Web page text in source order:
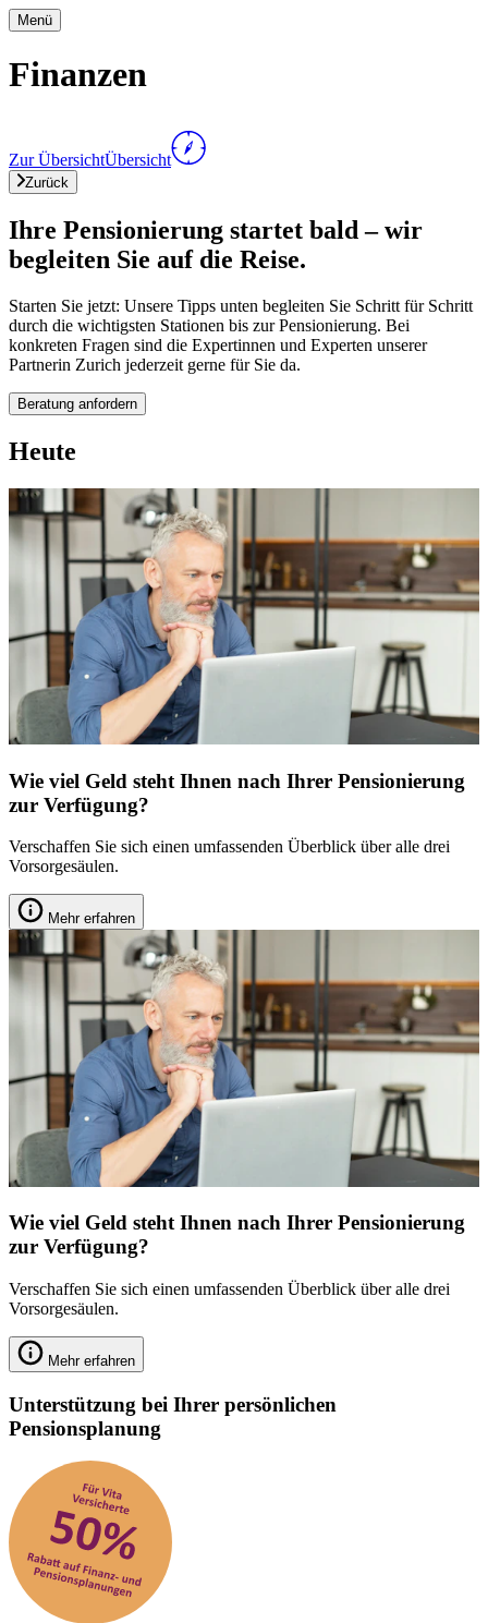
Menü
Finanzen
Zur ÜbersichtÜbersicht
Zurück
Ihre Pensionierung startet bald – wir
begleiten Sie auf die Reise.
Starten Sie jetzt: Unsere Tipps unten begleiten Sie Schritt für Schritt
durch die wichtigsten Stationen bis zur Pensionierung. Bei
konkreten Fragen sind die Expertinnen und Experten unserer
Partnerin Zurich jederzeit gerne für Sie da.
Beratung anfordern
Heute
Wie viel Geld steht Ihnen nach Ihrer Pensionierung
zur Verfügung?
Verschaffen Sie sich einen umfassenden Überblick über alle drei
Vorsorgesäulen.
Mehr erfahren
Wie viel Geld steht Ihnen nach Ihrer Pensionierung
zur Verfügung?
Verschaffen Sie sich einen umfassenden Überblick über alle drei
Vorsorgesäulen.
Mehr erfahren
Unterstützung bei Ihrer persönlichen
Pensionsplanung